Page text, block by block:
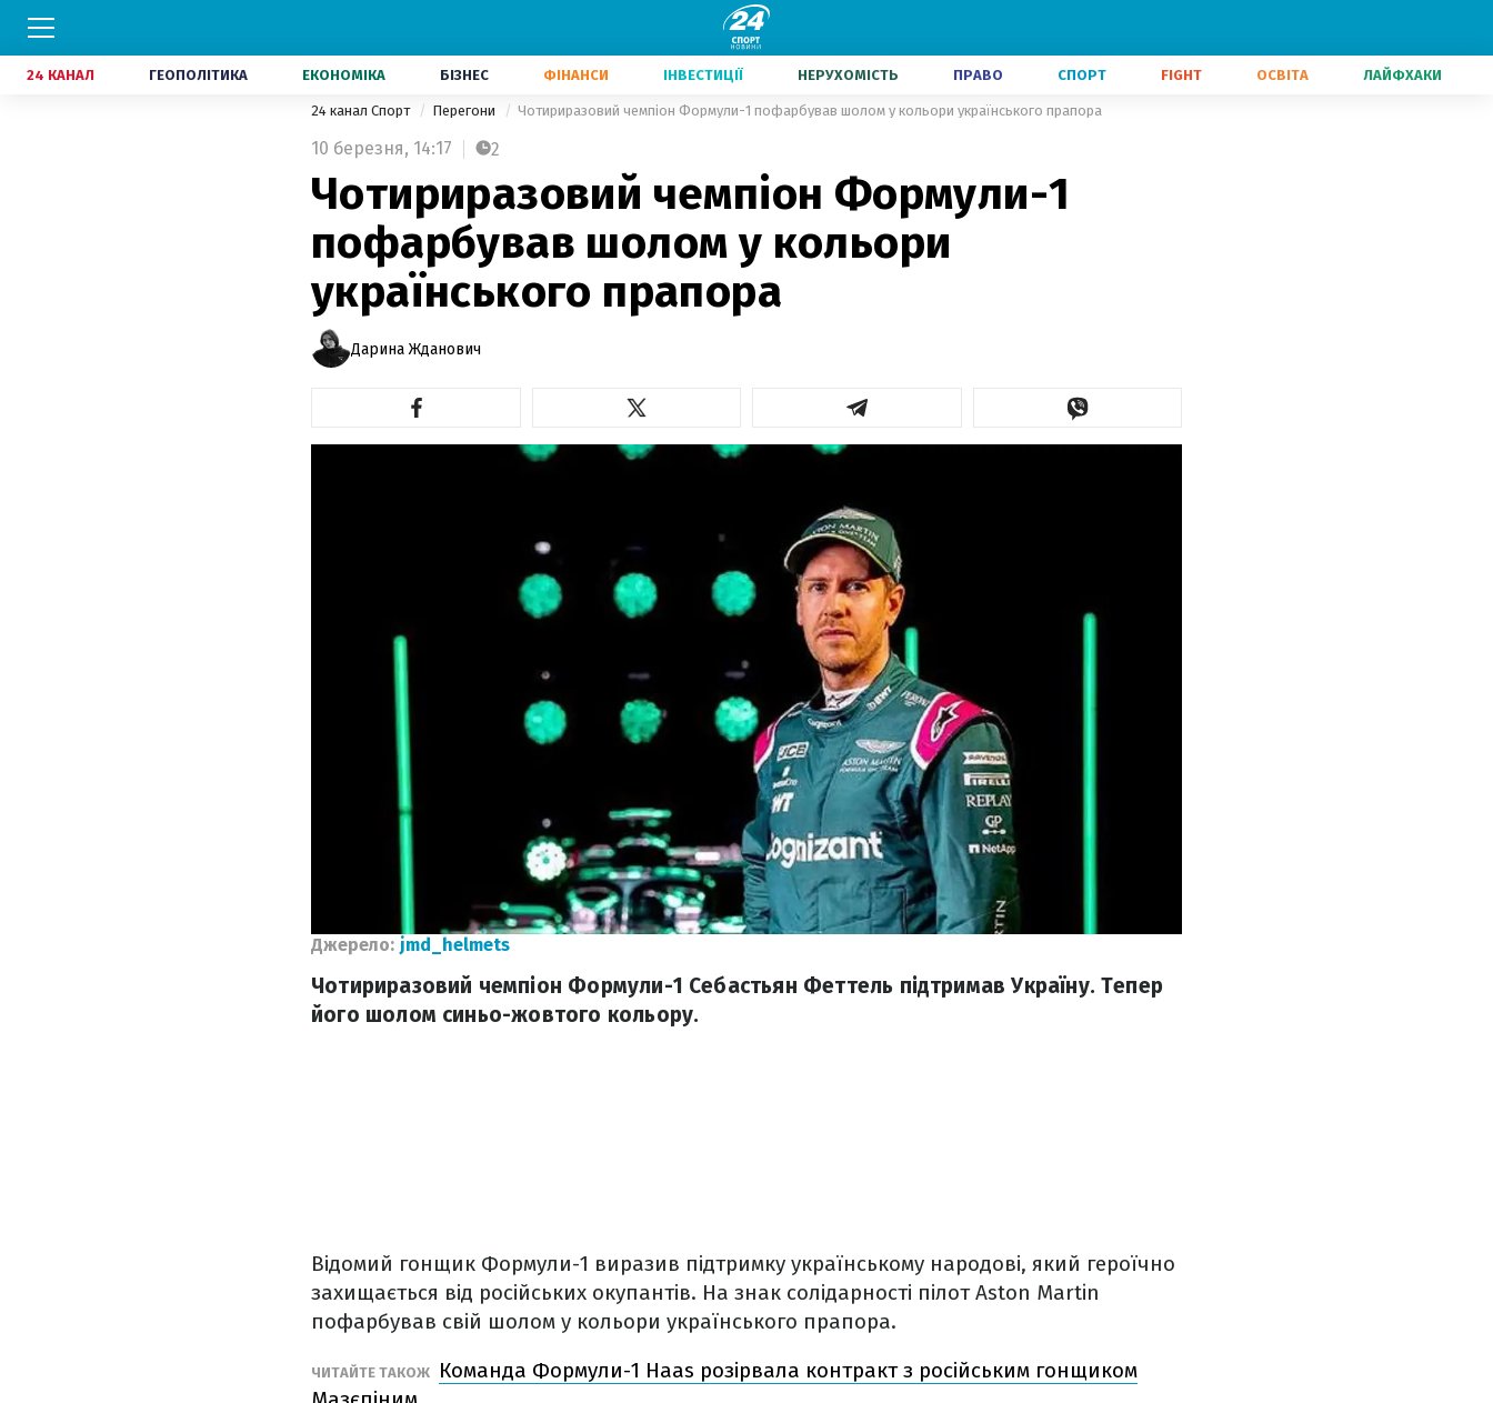
24 КАНАЛ ГЕОПОЛІТИКА ЕКОНОМІКА БІЗНЕС ФІНАНСИ ІНВЕСТИЦІЇ НЕРУХОМІСТЬ ПРАВО СПОРТ FIGHT ОСВІТА ЛАЙФХАКИ
24 канал Спорт Перегони Чотириразовий чемпіон Формули-1 пофарбував шолом у кольори українського прапора
10 березня, 14:17 2
Чотириразовий чемпіон Формули-1
пофарбував шолом у кольори
українського прапора
Дарина Жданович
Джерело: jmd_helmets
Чотириразовий чемпіон Формули-1 Себастьян Феттель підтримав Україну. Тепер
його шолом синьо-жовтого кольору.
Відомий гонщик Формули-1 виразив підтримку українському народові, який героїчно
захищається від російських окупантів. На знак солідарності пілот Aston Martin
пофарбував свій шолом у кольори українського прапора.
ЧИТАЙТЕ ТАКОЖ
Команда Формули-1 Haas розірвала контракт з російським гонщиком